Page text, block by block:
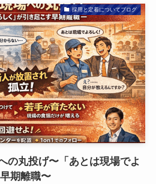
採用と定着についてブログ
の丸投げ〜「あとは現場でよ
期離職〜